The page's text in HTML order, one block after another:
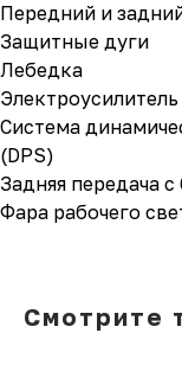
Передний и
Защитные дуги
Лебедка
Электроусилитель
Система
(DPS)
Задняя передача
Фара рабочего
Смотрите